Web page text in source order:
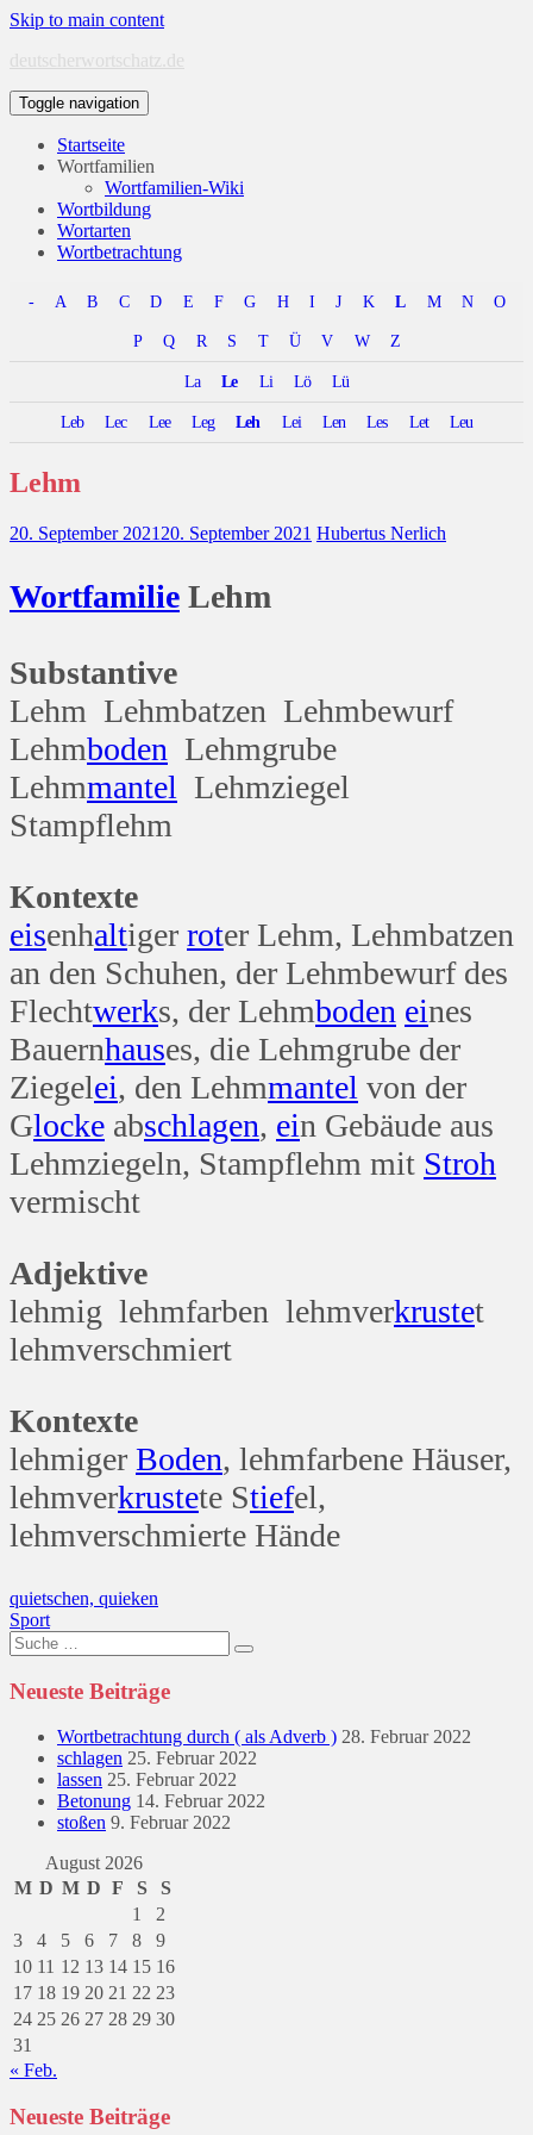
Skip to main content
deutscherwortschatz.de
Toggle navigation
Startseite
Wortfamilien
Wortfamilien-Wiki
Wortbildung
Wortarten
Wortbetrachtung
- A B C D E F G H I J K L M N O
P Q R S T Ü V W Z
La Le Li Lö Lü
Leb Lec Lee Leg Leh Lei Len Les Let Leu
Lehm
20. September 2021 20. September 2021 Hubertus Nerlich
Wortfamilie Lehm
Substantive
Lehm Lehmbatzen Lehmbewurf
Lehmboden Lehmgrube
Lehmmantel Lehmziegel
Stampflehm
Kontexte
eisenhaltiger roter Lehm, Lehmbatzen
an den Schuhen, der Lehmbewurf des
Flechtwerks, der Lehmboden eines
Bauernhauses, die Lehmgrube der
Ziegelei, den Lehmmantel von der
Glocke abschlagen, ein Gebäude aus
Lehmziegeln, Stampflehm mit Stroh
vermischt
Adjektive
lehmig lehmfarben lehmverkrustet
lehmverschmiert
Kontexte
lehmiger Boden, lehmfarbene Häuser,
lehmverkrustete Stiefel,
lehmverschmierte Hände
Beitragsnavigation
quietschen, quieken
Sport
Suche
nach:
Neueste Beiträge
Wortbetrachtung durch ( als Adverb ) 28. Februar 2022
schlagen 25. Februar 2022
lassen 25. Februar 2022
Betonung 14. Februar 2022
stoßen 9. Februar 2022
August 2026
M D M D F S
S
1
2
3
4 5 6 7 8
9
10 11 12 13 14 15 16
17 18 19 20 21 22 23
24 25 26 27 28 29 30
31
« Feb.
Neueste Beiträge